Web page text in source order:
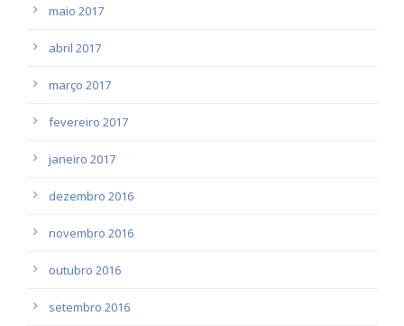
maio 2017
abril 2017
março 2017
fevereiro 2017
janeiro 2017
dezembro 2016
novembro 2016
outubro 2016
setembro 2016